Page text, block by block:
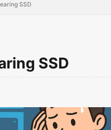
SSD
SSD